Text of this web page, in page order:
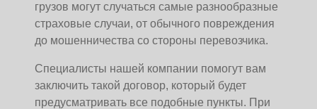
грузов могут случаться самые разнообразные
страховые случаи, от обычного повреждения
до мошенничества со стороны перевозчика.
Специалисты нашей компании помогут вам
заключить такой договор, который будет
предусматривать все подобные пункты. При